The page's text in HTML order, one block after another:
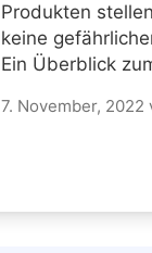
Produkten
keine
Ein Überblick
7. November, 2022